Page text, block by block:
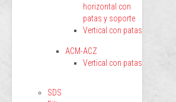
horizontal con
patas y soporte
Vertical con patas
ACM-ACZ
Vertical con patas
SDS